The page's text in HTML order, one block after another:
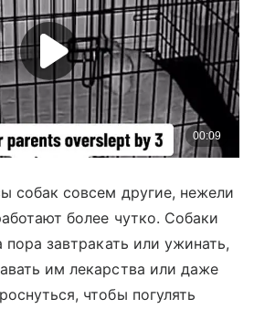
собак совсем другие, нежели
более чутко. Собаки
пора завтракать или ужинать,
им лекарства или даже
чтобы погулять